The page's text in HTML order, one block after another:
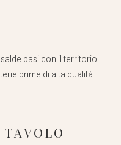
basi con il territorio
prime di alta qualità.